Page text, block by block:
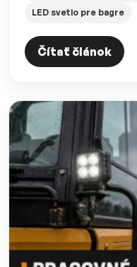
LED svetlo pre bagre
Čítať článok